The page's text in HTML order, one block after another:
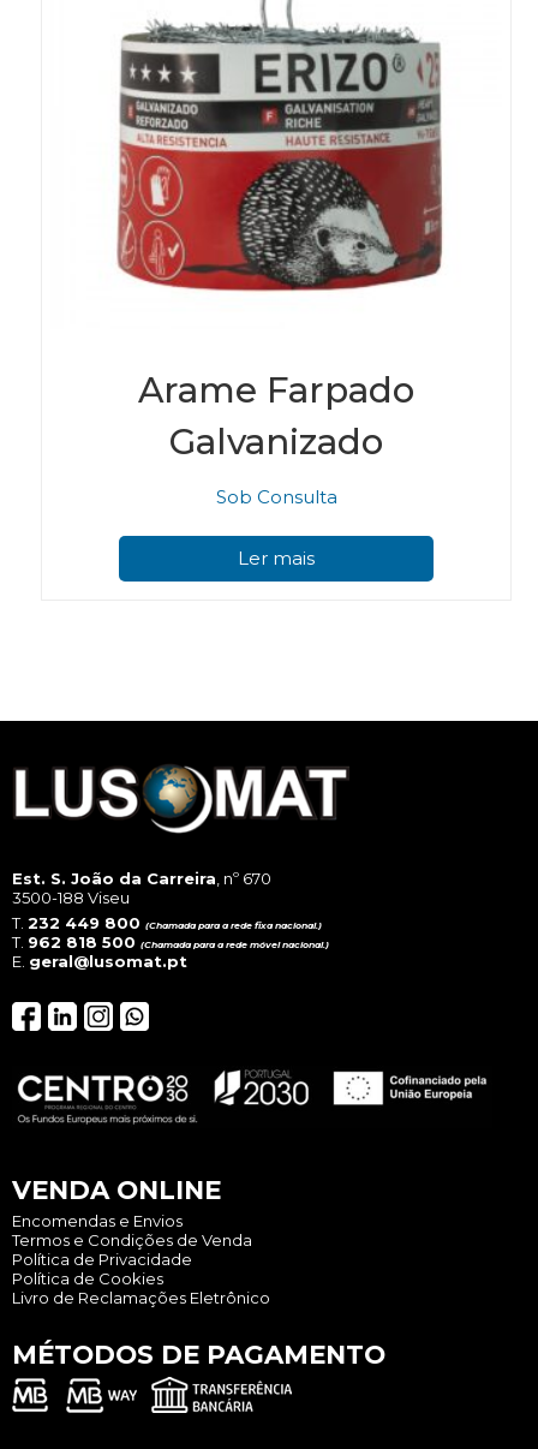
Arame Farpado
Galvanizado
Sob Consulta
Ler mais
Est. S. João da Carreira , nº 670
3500-188 Viseu
T. 232 449 800 (Chamada para a rede fixa nacional.)
T. 962 818 500 (Chamada para a rede móvel nacional.)
E. geral@lusomat.pt
VENDA ONLINE
Encomendas e Envios
Termos e Condições de Venda
Política de Privacidade
Política de Cookies
Livro de Reclamações Eletrônico
MÉTODOS DE PAGAMENTO